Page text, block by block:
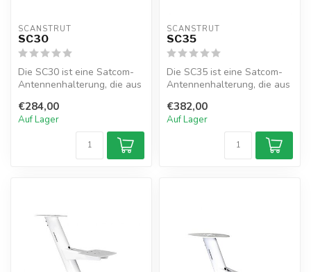
SCANSTRUT
SC30
Die SC30 ist eine Satcom-
Antennenhalterung, die aus
Verbundmater...
€284,00
Auf Lager
SCANSTRUT
SC35
Die SC35 ist eine Satcom-
Antennenhalterung, die aus
Ver...
€382,00
Auf Lager